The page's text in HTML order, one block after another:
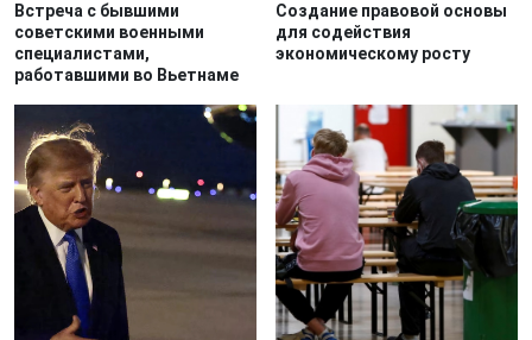
Встреча с бывшими
советскими военными
специалистами,
работавшими во Вьетнаме
Создание правовой основы
для содействия
экономическому росту